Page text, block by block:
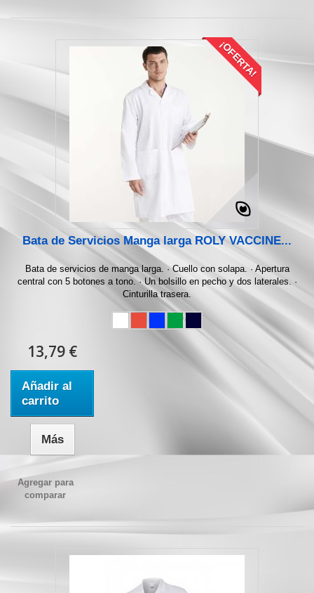
¡OFERTA!
Bata de Servicios Manga larga ROLY VACCINE...
Bata de servicios de manga larga. · Cuello con solapa. · Apertura
central con 5 botones a tono. · Un bolsillo en pecho y dos laterales. ·
Cinturilla trasera.
13,79 €
Añadir al
carrito
Más
Agregar para
comparar